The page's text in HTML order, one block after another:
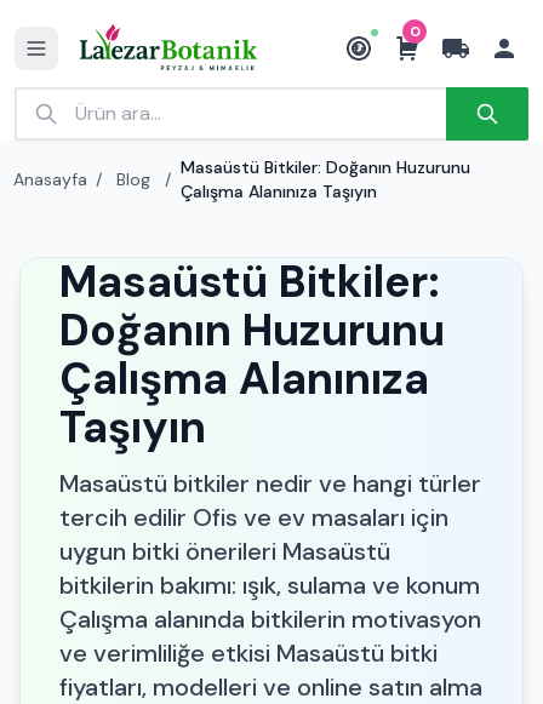
₺
0
Anasayfa / Blog /
Masaüstü Bitkiler: Doğanın Huzurunu
Çalışma Alanınıza Taşıyın
Masaüstü Bitkiler:
Doğanın Huzurunu
Çalışma Alanınıza
Taşıyın
Masaüstü bitkiler nedir ve hangi türler
tercih edilir Ofis ve ev masaları için
uygun bitki önerileri Masaüstü
bitkilerin bakımı: ışık, sulama ve konum
Çalışma alanında bitkilerin motivasyon
ve verimliliğe etkisi Masaüstü bitki
fiyatları, modelleri ve online satın alma